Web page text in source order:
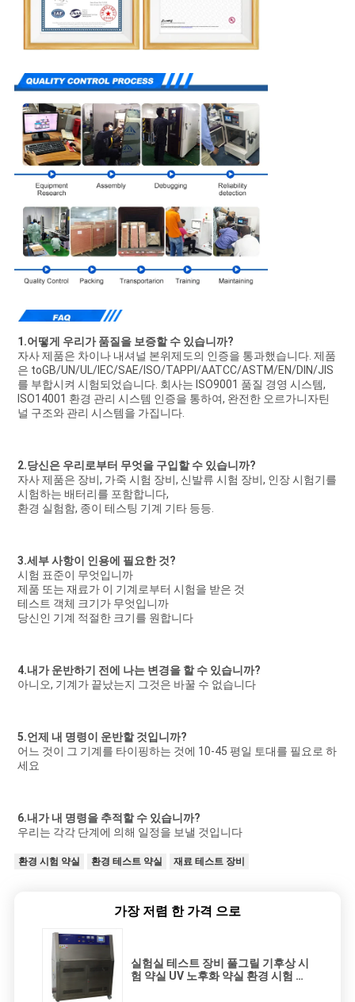
1.어떻게 우리가 품질을 보증할 수 있습니까?
자사 제품은 차이나 내셔널 본위제도의 인증을 통과했습니다. 제품
은 toGB/UN/UL/IEC/SAE/ISO/TAPPI/AATCC/ASTM/EN/DIN/JIS
를 부합시켜 시험되었습니다. 회사는 ISO9001 품질 경영 시스템,
ISO14001 환경 관리 시스템 인증을 통하여, 완전한 오르가니자틴
널 구조와 관리 시스템을 가집니다.
2.당신은 우리로부터 무엇을 구입할 수 있습니까?
자사 제품은 장비, 가죽 시험 장비, 신발류 시험 장비, 인장 시험기를
시험하는 배터리를 포함합니다,
환경 실험함, 종이 테스팅 기계 기타 등등.
3.세부 사항이 인용에 필요한 것?
시험 표준이 무엇입니까
제품 또는 재료가 이 기계로부터 시험을 받은 것
테스트 객체 크기가 무엇입니까
당신인 기계 적절한 크기를 원합니다
4.내가 운반하기 전에 나는 변경을 할 수 있습니까?
아니오, 기계가 끝났는지 그것은 바꿀 수 없습니다
5.언제 내 명령이 운반할 것입니까?
어느 것이 그 기계를 타이핑하는 것에 10-45 평일 토대를 필요로 하
세요
6.내가 내 명령을 추적할 수 있습니까?
우리는 각각 단계에 의해 일정을 보낼 것입니다
환경 시험 약실 환경 테스트 약실 재료 테스트 장비
가장 저렴 한 가격 으로
실험실 테스트 장비 풀그릴 기후상 시
험 약실 UV 노후화 약실 환경 시험 약